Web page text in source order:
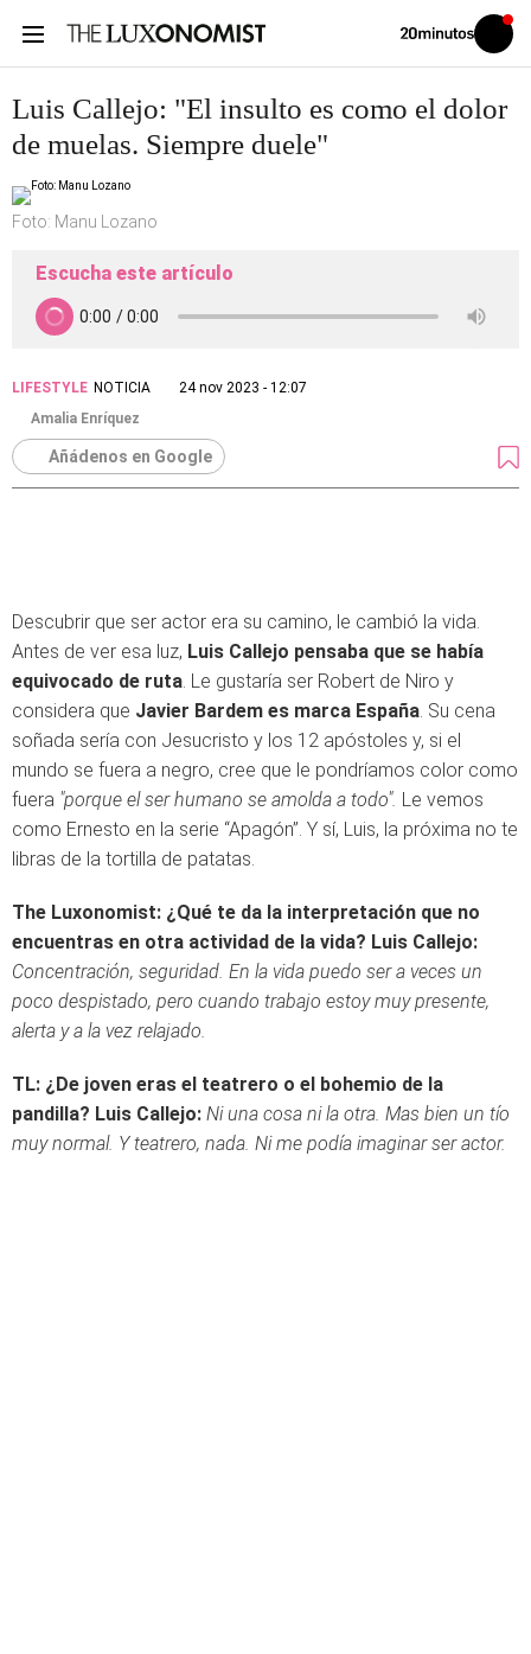
Volver
Iniciar
sesión
Luis Callejo: "El insulto es como el dolor
de muelas. Siempre duele"
Foto: Manu Lozano
Escucha este artículo
LIFESTYLE NOTICIA
24 nov 2023 - 12:07
Amalia Enríquez
Añádenos en Google
Descubrir que ser actor era su camino, le cambió la vida.
Antes de ver esa luz, Luis Callejo pensaba que se había
equivocado de ruta. Le gustaría ser Robert de Niro y
considera que Javier Bardem es marca España. Su cena
soñada sería con Jesucristo y los 12 apóstoles y, si el
mundo se fuera a negro, cree que le pondríamos color como
fuera "porque el ser humano se amolda a todo". Le vemos
como Ernesto en la serie “Apagón”. Y sí, Luis, la próxima no te
libras de la tortilla de patatas.
The Luxonomist: ¿Qué te da la interpretación que no
encuentras en otra actividad de la vida? Luis Callejo:
Concentración, seguridad. En la vida puedo ser a veces un
poco despistado, pero cuando trabajo estoy muy presente,
alerta y a la vez relajado.
TL: ¿De joven eras el teatrero o el bohemio de la
pandilla? Luis Callejo: Ni una cosa ni la otra. Mas bien un tío
muy normal. Y teatrero, nada. Ni me podía imaginar ser actor.